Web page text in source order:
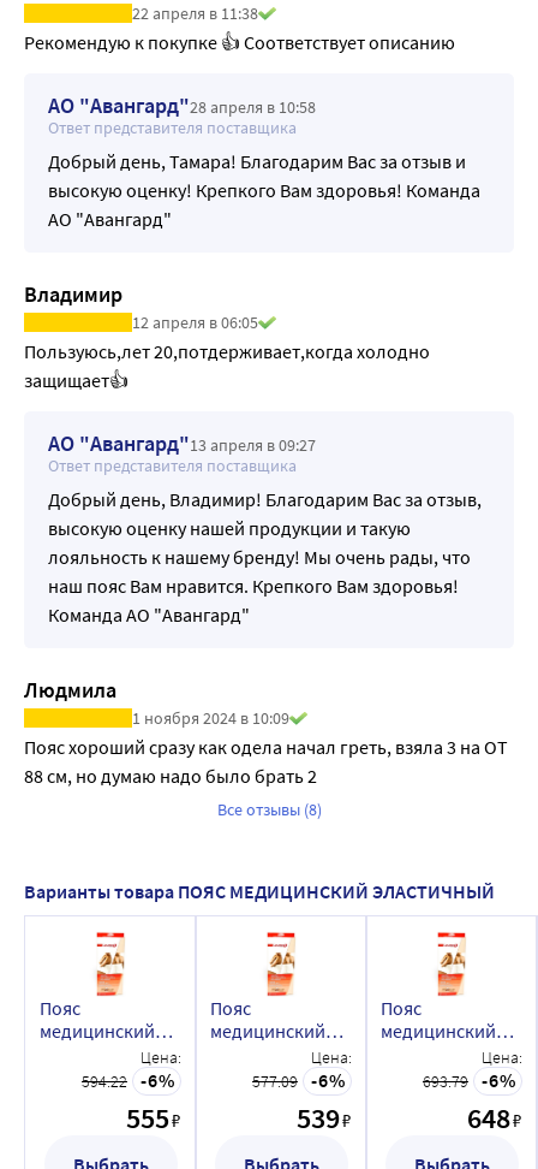
22 апреля в 11:38
Рекомендую к покупке 👍 Соответствует описанию
АО "Авангард"28 апреля в 10:58
Ответ представителя поставщика
Добрый день, Тамара! Благодарим Вас за отзыв и
высокую оценку! Крепкого Вам здоровья! Команда
АО "Авангард"
Владимир
12 апреля в 06:05
Пользуюсь,лет 20,потдерживает,когда холодно
защищает👍
АО "Авангард"13 апреля в 09:27
Ответ представителя поставщика
Добрый день, Владимир! Благодарим Вас за отзыв,
высокую оценку нашей продукции и такую
лояльность к нашему бренду! Мы очень рады, что
наш пояс Вам нравится. Крепкого Вам здоровья!
Команда АО "Авангард"
Людмила
1 ноября 2024 в 10:09
Пояс хороший сразу как одела начал греть, взяла 3 на ОТ
88 см, но думаю надо было брать 2
Все отзывы (8)
Варианты товара ПОЯС МЕДИЦИНСКИЙ ЭЛАСТИЧНЫЙ
Пояс
медицинский
lauma разм 1
модель 70107
Цена:
594.22
6
555₽
Пояс
медицинский
lauma разм 2
модель 70107
Цена:
577.09
6
539₽
Пояс
медицинский
lauma разм 3
модель 70107
Цена:
693.79
6
648₽